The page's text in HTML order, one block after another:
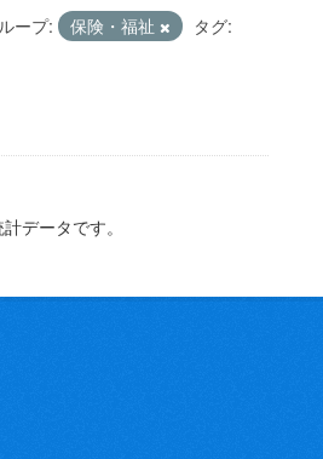
ープ: 保険・福祉
タグ:
データです。